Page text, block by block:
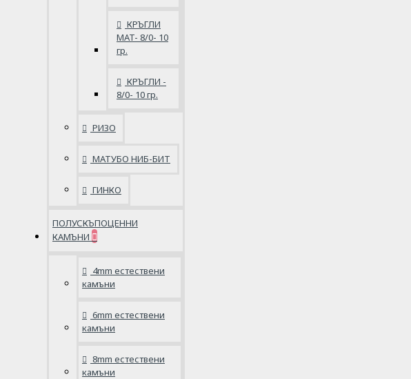
КРЪГЛИ
MAT- 8/0- 10
гр.
КРЪГЛИ -
8/0- 10 гр.
РИЗО
МАТУБО НИБ-БИТ
ГИНКО
ПОЛУСКЪПОЦЕННИ
КАМЪНИ
4mm естествени
камъни
6mm естествени
камъни
8mm естествени
камъни